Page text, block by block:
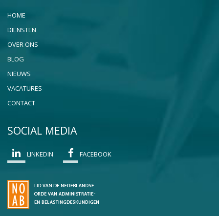
HOME
DIENSTEN
OVER ONS
BLOG
NIEUWS
VACATURES
CONTACT
SOCIAL MEDIA
LINKEDIN FACEBOOK